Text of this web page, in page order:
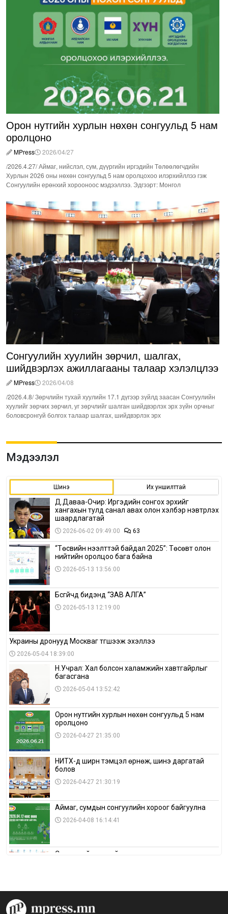
Орон нутгийн хурлын нөхөн сонгуульд 5 нам
оролцоно
MPress
2026/04/27
/2026.4.27/ Аймаг, нийслэл, сум, дүүргийн иргэдийн Төлөөлөгчдийн
Хурлын 2026 оны нөхөн сонгуульд 5 нам оролцохоо илэрхийллээ гэж
Сонгуулийн ерөнхий хорооноос мэдээллээ. Эдгээрт: Монгол
Сонгуулийн хуулийн зөрчил, шалгах,
шийдвэрлэх ажиллагааны талаар хэлэлцлээ
MPress
2026/04/08
/2026.4.8/ Зөрчлийн тухай хуулийн 17.1 дүгээр зүйлд заасан Сонгуулийн
хуулийг зөрчих зөрчил, уг зөрчлийг шалган шийдвэрлэх эрх зүйн орчныг
боловсронгуй болгох талаар шалгах, шийдвэрлэх эрх
Мэдээлэл
Шинэ Их уншилттай
Д.Даваа-Очир: Иргэдийн сонгох эрхийг
хангахын тулд санал авах олон хэлбэр нэвтрүүлэх
шаардлагатай
2026-06-02 09:49:00 63
“Төсвийн нээлттэй байдал 2025”: Төсөвт олон
нийтийн оролцоо бага байна
2026-05-13 13:56:00
Бүсгүйчүүд бидэнд “ЗАВ АЛГА”
2026-05-13 12:19:00
Украины дронууд Москваг түгшээж эхэллээ
2026-05-04 18:39:00
Н.Учрал: Хал болсон халамжийн хавтгайрлыг
багасгана
2026-05-04 13:52:42
Орон нутгийн хурлын нөхөн сонгуульд 5 нам
оролцоно
2026-04-27 21:35:00
НИТХ-д ширүүн тэмцэл өрнөж, шинэ даргатай
болов
2026-04-27 21:30:19
Аймаг, сумдын сонгуулийн хороог байгуулна
2026-04-08 16:14:41
Сонгуулийн хуулийн зөрчил, шалгах,
аймагт үргэлжилж байна